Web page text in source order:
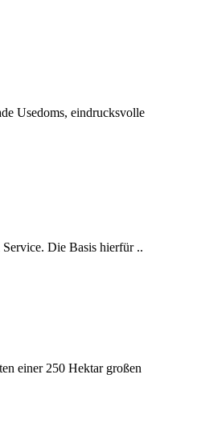
Usedoms, eindrucksvolle
Die Basis hierfür ..
einer 250 Hektar großen